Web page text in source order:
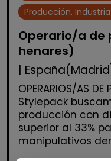
Producción,
Operario/a de
henares)
|
OPERARIOS/AS
Stylepack
producción con
superior al 33%
manipulativos